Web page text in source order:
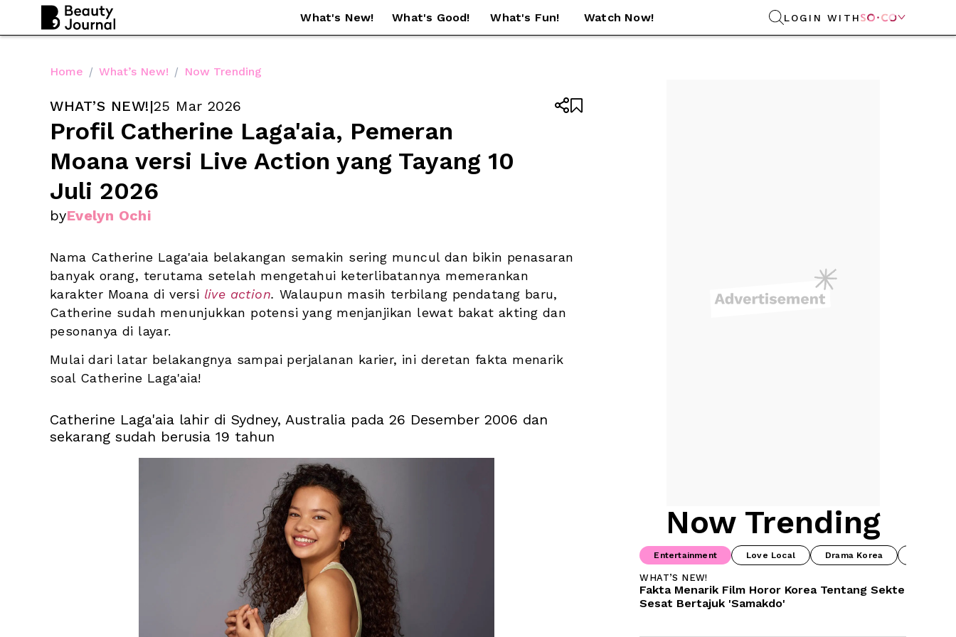
What's New! What's Good! What's Fun! Watch Now! LOGIN WITH 
Home / What’s New! / Now Trending
WHAT’S NEW!|25 Mar 2026
Profil Catherine Laga'aia, Pemeran
Moana versi Live Action yang Tayang 10
Juli 2026
byEvelyn Ochi


Nama Catherine Laga'aia belakangan semakin sering muncul dan bikin penasaran
banyak orang, terutama setelah mengetahui keterlibatannya memerankan
karakter Moana di versi live action. Walaupun masih terbilang pendatang baru,
Catherine sudah menunjukkan potensi yang menjanjikan lewat bakat akting dan
pesonanya di layar.
Mulai dari latar belakangnya sampai perjalanan karier, ini deretan fakta menarik
soal Catherine Laga'aia!
Catherine Laga'aia lahir di Sydney, Australia pada 26 Desember 2006 dan
sekarang sudah berusia 19 tahun
Now Trending
Entertainment Love Local Drama Korea
WHAT’S NEW!
Fakta Menarik Film Horor Korea Tentang Sekte
Sesat Bertajuk 'Samakdo'